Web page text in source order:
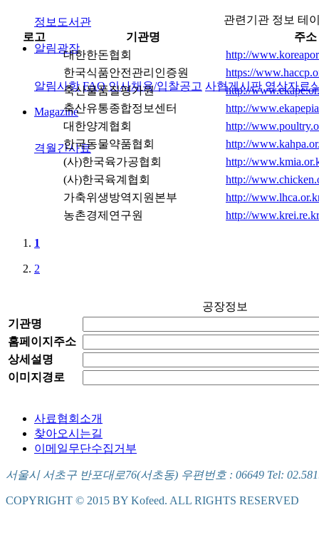
정보도서관
알림광장
알림사항 FAQ 인사채용/입찰공고 사협게시판 영상자료
Magazine
격월간사료
관련기관 정보 테
로고
기관명
주소
대한한돈협회
http://
한국식품안전관리인증원
https://
축산물품질평가원
http://
축산유통종합정보센터
http://
대한양계협회
http://
한국동물약품협회
http://
(사)한국육가공협회
http://
(사)한국육계협회
http://
가축위생방역지원본부
http://
농촌경제연구원
http://
1
2
공장정보
기관명
홈페이지주소
상세설명
이미지경로
사료협회소개
찾아오시는길
이메일무단수집거부
서울시 서초구 반포대로76(서초동) 우편번호 : 06649 Tel:
COPYRIGHT © 2015 BY Kofeed. ALL RIGHTS RESERVED